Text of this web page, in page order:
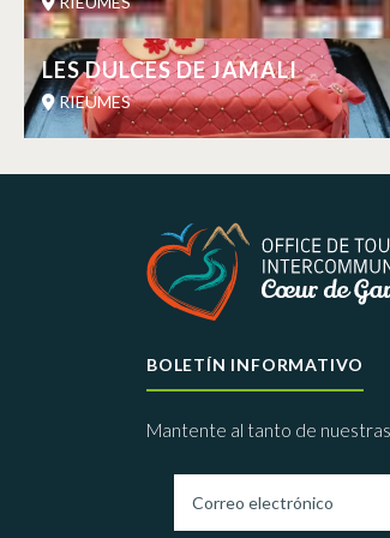
LES DULCES DE JAMALI
RIEUMES
BOLETÍN INFORMATIVO
Mantente al tanto de